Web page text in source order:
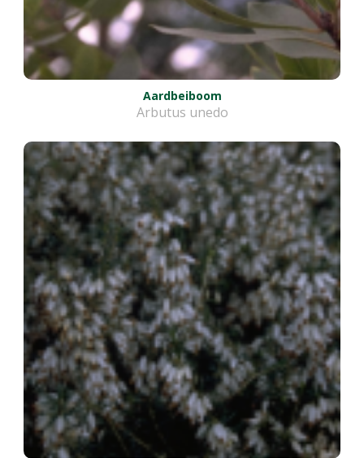
Aardbeiboom
Arbutus unedo